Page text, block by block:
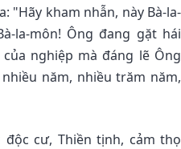
"Hãy kham nhẫn, này Bà-la-
la-môn! Ông đang gặt hái
nghiệp mà đáng lẽ Ông
năm, nhiều trăm năm,
độc cư, Thiền tịnh, cảm thọ